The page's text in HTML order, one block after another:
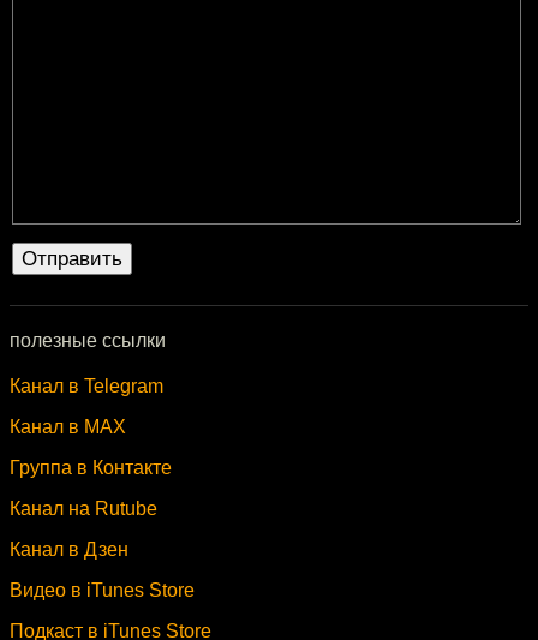
полезные ссылки
Канал в Telegram
Канал в MAX
Группа в Контакте
Канал на Rutube
Канал в Дзен
Видео в iTunes Store
Подкаст в iTunes Store